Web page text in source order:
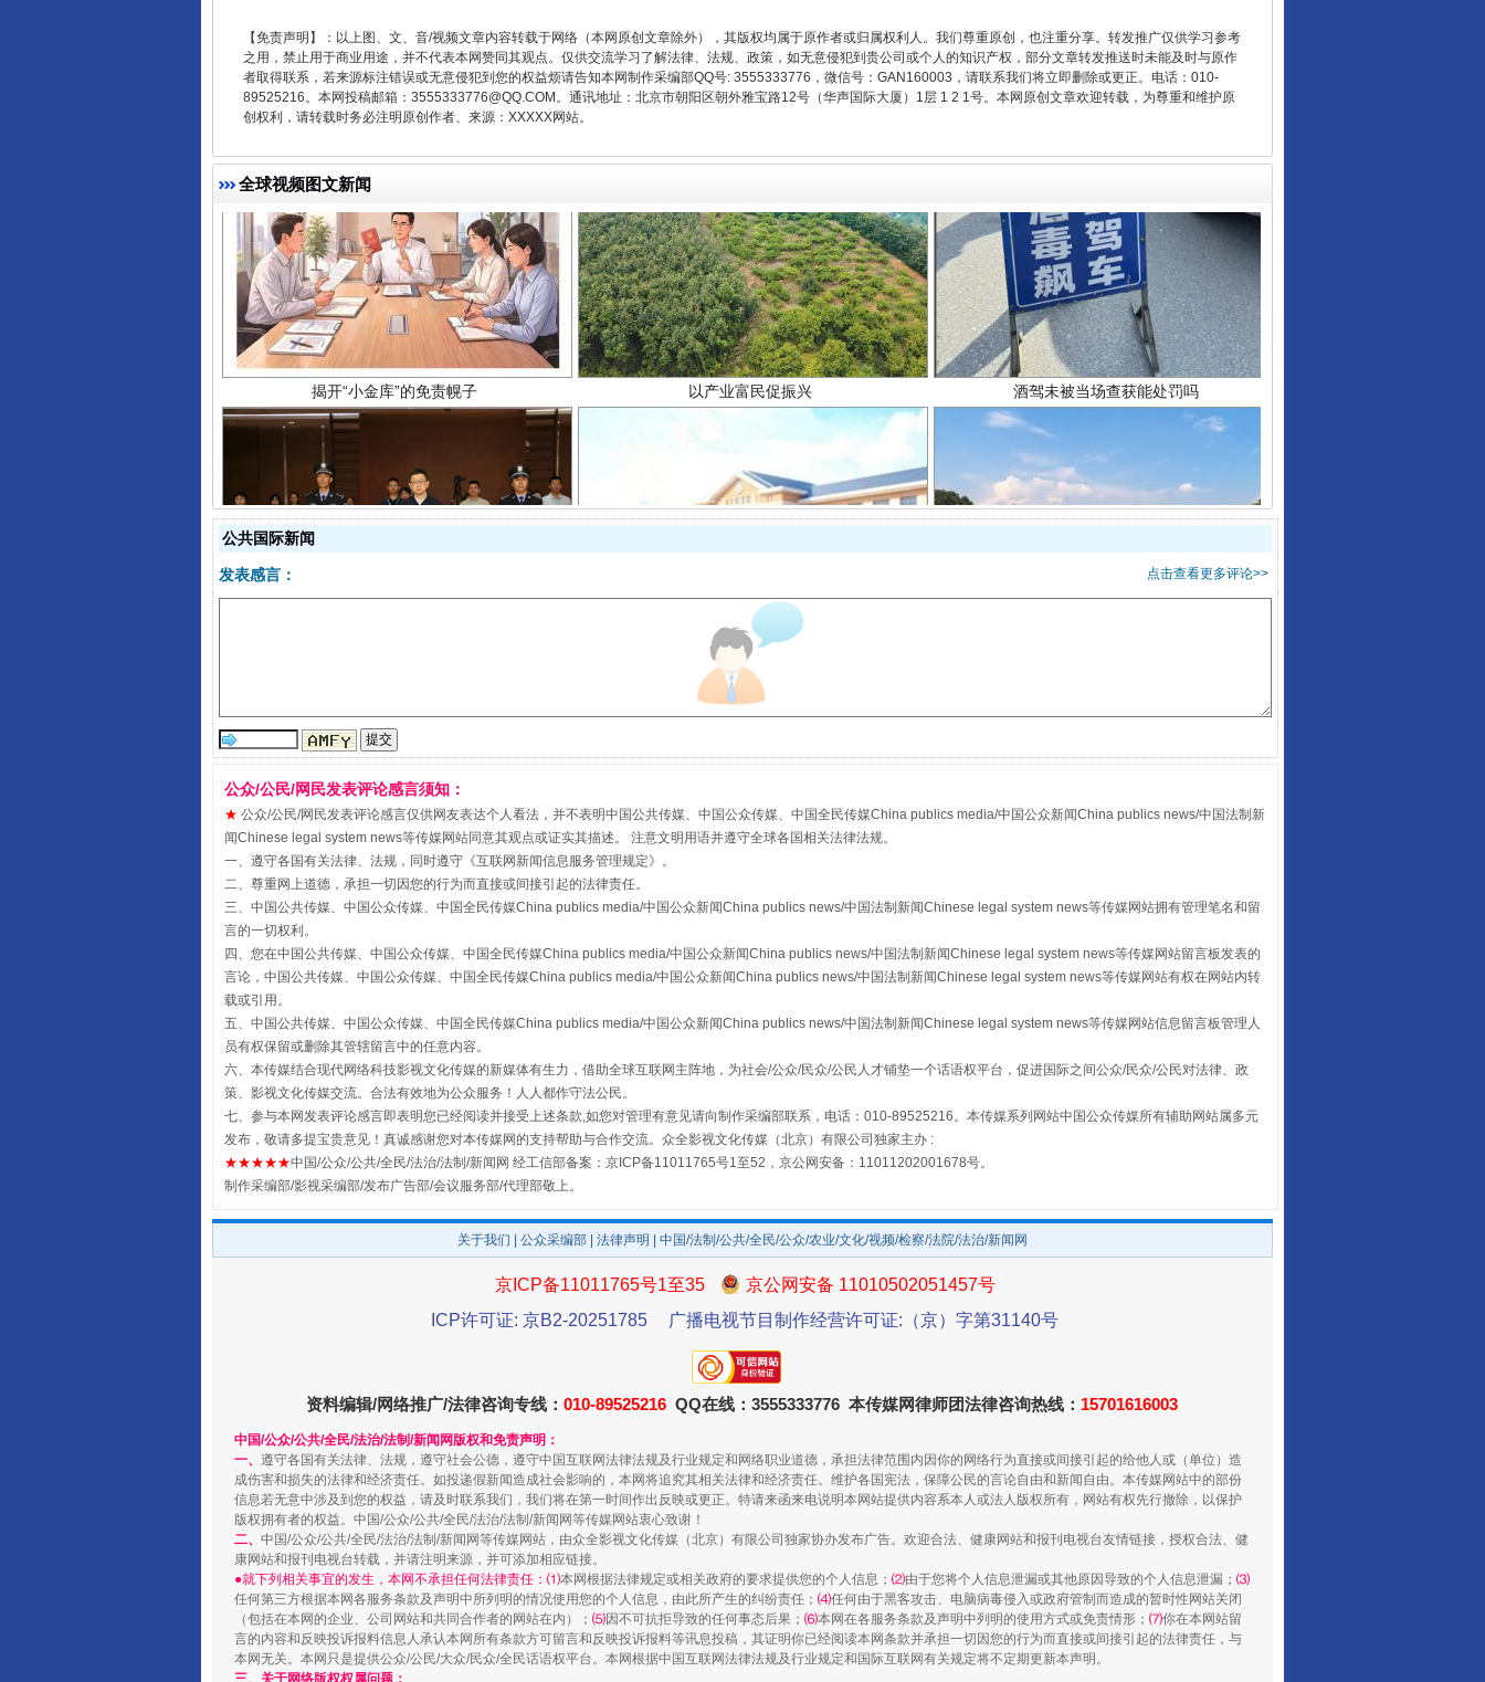
【免责声明】：以上图、文、音/视频文章内容转载于网络（本网原创文章除外），其版权均属于原作者或归属权利人。我们尊重原创，也注重分享。转发推广仅供学习参考
之用，禁止用于商业用途，并不代表本网赞同其观点。仅供交流学习了解法律、法规、政策，如无意侵犯到贵公司或个人的知识产权，部分文章转发推送时未能及时与原作
者取得联系，若来源标注错误或无意侵犯到您的权益烦请告知本网制作采编部QQ号: 3555333776，微信号：GAN160003，请联系我们将立即删除或更正。电话：010-
89525216。本网投稿邮箱：3555333776@QQ.COM。通讯地址：北京市朝阳区朝外雅宝路12号（华声国际大厦）1层 1 2 1号。本网原创文章欢迎转载，为尊重和维护原
创权利，请转载时务必注明原创作者、来源：XXXXX网站。
全球视频图文新闻
揭开“小金库”的免责幌子 以产业富民促振兴 酒驾未被当场查获能处罚吗
受贿1.44亿！段成刚被判无期
全民健身五年计划来了！等你上场 事关残疾人未来5年
阿坝州三大球赛在茂县开幕 规模最大的光氢储一体化项目 走走走！国家喊你健身啦
国家大学科技园优化重塑工作 镜头丨大暑三秋近 山西：不断增强治理腐败综合效能
公共国际新闻
点击查看更多评论>>
发表感言：
公众/公民/网民发表评论感言须知：
★ 公众/公民/网民发表评论感言仅供网友表达个人看法，并不表明中国公共传媒、中国公众传媒、中国全民传媒China publics media/中国公众新闻China publics news/中国法制新
闻Chinese legal system news等传媒网站同意其观点或证实其描述。 注意文明用语并遵守全球各国相关法律法规。
一、遵守各国有关法律、法规，同时遵守《互联网新闻信息服务管理规定》。
二、尊重网上道德，承担一切因您的行为而直接或间接引起的法律责任。
三、中国公共传媒、中国公众传媒、中国全民传媒China publics media/中国公众新闻China publics news/中国法制新闻Chinese legal system news等传媒网站拥有管理笔名和留
言的一切权利。
四、您在中国公共传媒、中国公众传媒、中国全民传媒China publics media/中国公众新闻China publics news/中国法制新闻Chinese legal system news等传媒网站留言板发表的
言论，中国公共传媒、中国公众传媒、中国全民传媒China publics media/中国公众新闻China publics news/中国法制新闻Chinese legal system news等传媒网站有权在网站内转
载或引用。
五、中国公共传媒、中国公众传媒、中国全民传媒China publics media/中国公众新闻China publics news/中国法制新闻Chinese legal system news等传媒网站信息留言板管理人
员有权保留或删除其管辖留言中的任意内容。
六、本传媒结合现代网络科技影视文化传媒的新媒体有生力，借助全球互联网主阵地，为社会/公众/民众/公民人才铺垫一个话语权平台，促进国际之间公众/民众/公民对法律、政
策、影视文化传媒交流。合法有效地为公众服务！人人都作守法公民。
七、参与本网发表评论感言即表明您已经阅读并接受上述条款,如您对管理有意见请向制作采编部联系，电话：010-89525216。本传媒系列网站中国公众传媒所有辅助网站属多元
发布，敬请多提宝贵意见！真诚感谢您对本传媒网的支持帮助与合作交流。众全影视文化传媒（北京）有限公司独家主办 :
★★★★★中国/公众/公共/全民/法治/法制/新闻网 经工信部备案：京ICP备11011765号1至52，京公网安备：11011202001678号。
制作采编部/影视采编部/发布广告部/会议服务部/代理部敬上。
关于我们 公众采编部 法律声明 | 中国/法制/公共/全民/公众/农业/文化/视频/检察/法院/法治/新闻网
京ICP备11011765号1至35
京公网安备 11010502051457号
ICP许可证: 京B2-20251785
广播电视节目制作经营许可证:（京）字第31140号
资料编辑/网络推广/法律咨询专线： 010-89525216 QQ在线：3555333776 本传媒网律师团法律咨询热线： 15701616003
中国/公众/公共/全民/法治/法制/新闻网版权和免责声明：
一、 遵守各国有关法律、法规，遵守社会公德，遵守中国互联网法律法规及行业规定和网络职业道德，承担法律范围内因你的网络行为直接或间接引起的给他人或（单位）造
成伤害和损失的法律和经济责任。如投递假新闻造成社会影响的，本网将追究其相关法律和经济责任。维护各国宪法，保障公民的言论自由和新闻自由。本传媒网站中的部份
信息若无意中涉及到您的权益，请及时联系我们，我们将在第一时间作出反映或更正。特请来函来电说明本网站提供内容系本人或法人版权所有，网站有权先行撤除，以保护
版权拥有者的权益。中国/公众/公共/全民/法治/法制/新闻网等传媒网站衷心致谢！
二、 中国/公众/公共/全民/法治/法制/新闻网等传媒网站，由众全影视文化传媒（北京）有限公司独家协办发布广告。欢迎合法、健康网站和报刊电视台友情链接，授权合法、健
康网站和报刊电视台转载，并请注明来源，并可添加相应链接。
●就下列相关事宜的发生，本网不承担任何法律责任：⑴本网根据法律规定或相关政府的要求提供您的个人信息； ⑵由于您将个人信息泄漏或其他原因导致的个人信息泄漏； ⑶
任何第三方根据本网各服务条款及声明中所列明的情况使用您的个人信息，由此所产生的纠纷责任； ⑷任何由于黑客攻击、电脑病毒侵入或政府管制而造成的暂时性网站关闭
（包括在本网的企业、公司网站和共同合作者的网站在内）； ⑸因不可抗拒导致的任何事态后果； ⑹本网在各服务条款及声明中列明的使用方式或免责情形； ⑺你在本网站留
言的内容和反映投诉报料信息人承认本网所有条款方可留言和反映投诉报料等讯息投稿，其证明你已经阅读本网条款并承担一切因您的行为而直接或间接引起的法律责任，与
本网无关。本网只是提供公众/公民/大众/民众/全民话语权平台。本网根据中国互联网法律法规及行业规定和国际互联网有关规定将不定期更新本声明。
三、关于网络版权权属问题：